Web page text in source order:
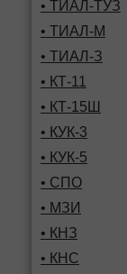
• ТИАЛ-ТУЗ
• ТИАЛ-М
• ТИАЛ-З
• КТ-11
• КТ-15Ш
• КУК-3
• КУК-5
• СПО
• МЗИ
• КНЗ
• КНС